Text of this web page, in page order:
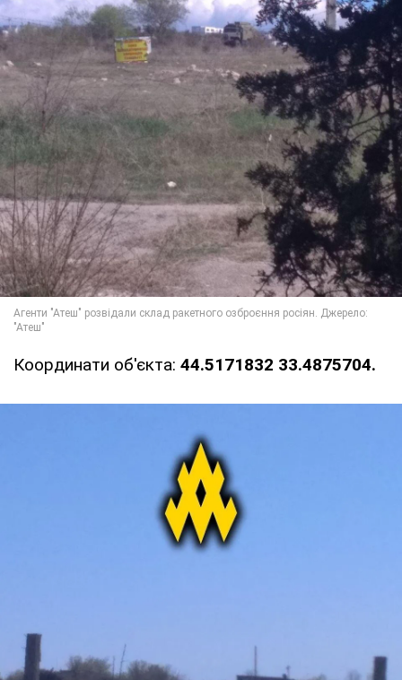
Координати об'єкта: 44.5171832 33.4875704.